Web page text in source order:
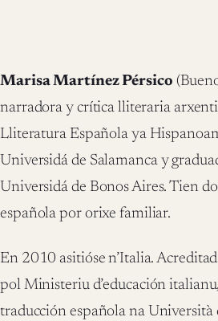
Marisa Martínez Pérsico
narradora y crítica lliteraria
Lliteratura Española ya
Universidá de Salamanca y
Universidá de Bonos Aires. Tien
española por orixe familiar.
En 2010 asitióse n’Italia.
pol Ministeriu d’educación
traducción española na Università